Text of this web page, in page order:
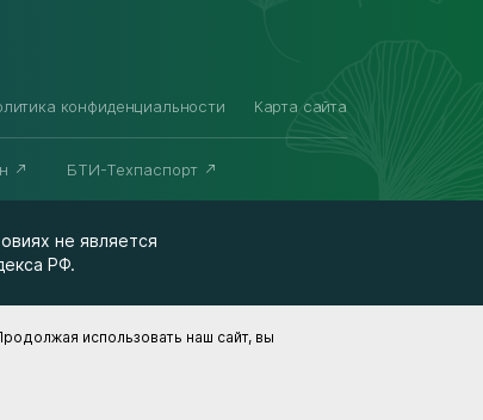
конфиденциальности Карта сайта
БТИ-Техпаспорт
не является
РФ.
использовать наш сайт, вы